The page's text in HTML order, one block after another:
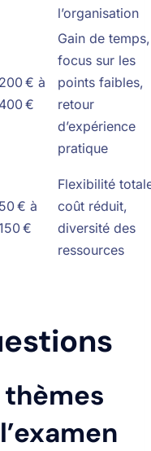
l’organisation
200 € à
400 €
Gain de temps,
focus sur les
points faibles,
retour
d’expérience
pratique
50 € à
€
Flexibilité
coût réduit,
diversité des
ressources